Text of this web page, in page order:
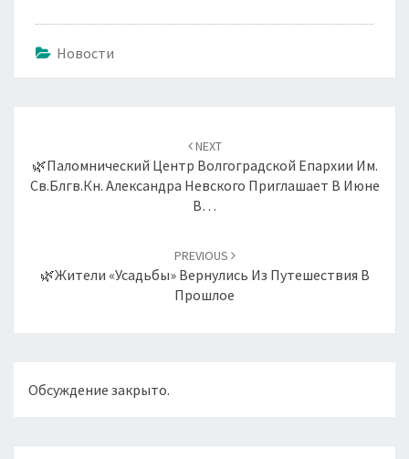
Новости
записям
NEXT
🌿Паломнический Центр Волгоградской Епархии Им.
Св.блгв.кн. Александра Невского Приглашает В Июне
В…
PREVIOUS
🌿Жители «Усадьбы» Вернулись Из Путешествия В
Прошлое
Обсуждение закрыто.